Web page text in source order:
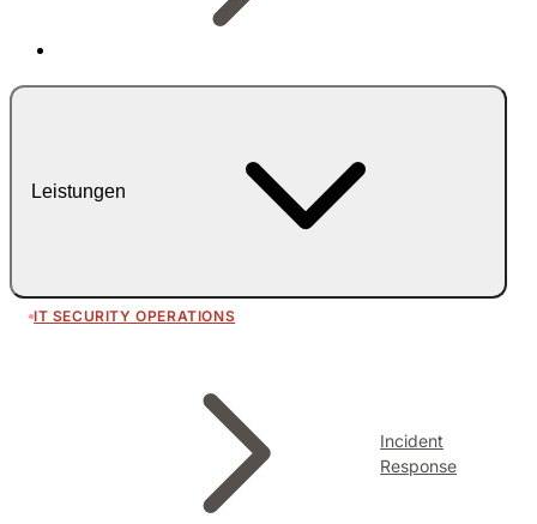
Leistungen
IT SECURITY OPERATIONS
Incident
Response